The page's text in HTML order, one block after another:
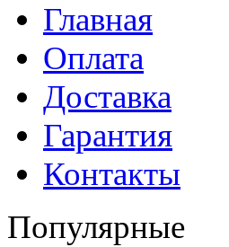
Главная
Оплата
Доставка
Гарантия
Контакты
Популярные